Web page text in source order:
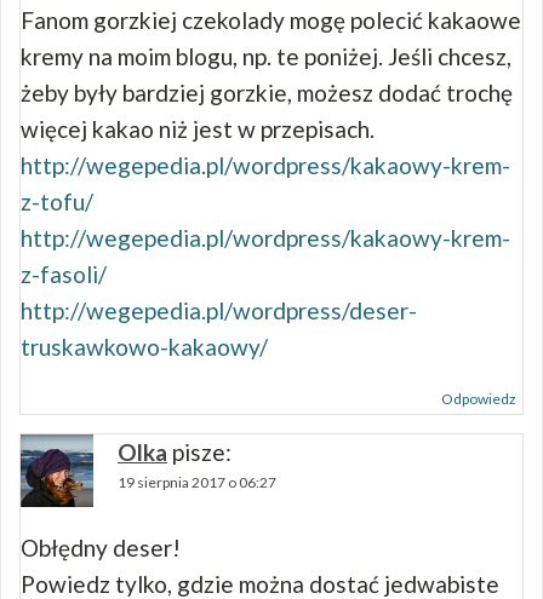
Fanom gorzkiej czekolady mogę polecić kakaowe
kremy na moim blogu, np. te poniżej. Jeśli chcesz,
żeby były bardziej gorzkie, możesz dodać trochę
więcej kakao niż jest w przepisach.
http://wegepedia.pl/wordpress/kakaowy-krem-
z-tofu/
http://wegepedia.pl/wordpress/kakaowy-krem-
z-fasoli/
http://wegepedia.pl/wordpress/deser-
truskawkowo-kakaowy/
Odpowiedz
Olka pisze:
19 sierpnia 2017 o 06:27
Obłędny deser!
Powiedz tylko, gdzie można dostać jedwabiste